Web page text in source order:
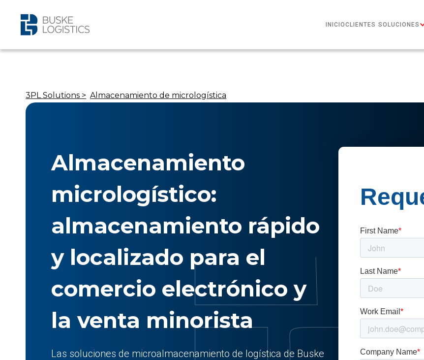
INICIOCLIENTES SOLUCIONES
3PL Solutions > Almacenamiento de micrologística
Almacenamiento
micrologístico:
almacenamiento rápido
y localizado para el
comercio electrónico y
la venta minorista
Las soluciones de microalmacenamiento de logística de Buske